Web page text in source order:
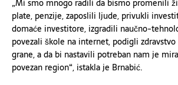
„Mi smo mnogo radili da bismo promenili
plate, penzije, zaposlili ljude, privukli
domaće investitore, izgradili naučno-
povezali škole na internet, podigli
grane, a da bi nastavili potreban nam je
povezan region“, istakla je Brnabić.